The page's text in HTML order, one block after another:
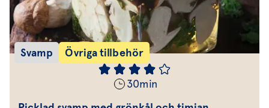
Svamp Övriga tillbehör
30min